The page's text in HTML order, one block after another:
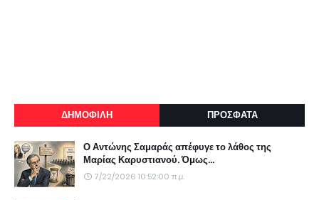
ΔΗΜΟΦΙΛΗ ΠΡΟΣΦΑΤΑ
Ο Αντώνης Σαμαράς απέφυγε το λάθος της
Μαρίας Καρυστιανού. Όμως...
7/22/2026 10:52:00 π.μ.